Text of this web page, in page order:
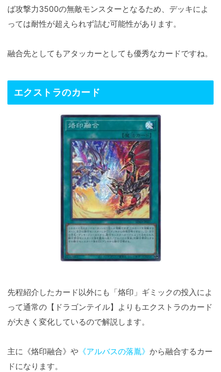
ば攻撃力3500の無敵モンスターとなるため、デッキによ
っては耐性が超えられず詰む可能性があります。
融合先としてもアタッカーとしても優秀なカードですね。
エクストラのカード
先程紹介したカード以外にも「烙印」ギミックの投入によ
って通常の【ドラゴンテイル】よりもエクストラのカード
が大きく変化しているので解説します。
主に《烙印融合》や 《アルバスの落胤》 から融合するカー
ドになります。